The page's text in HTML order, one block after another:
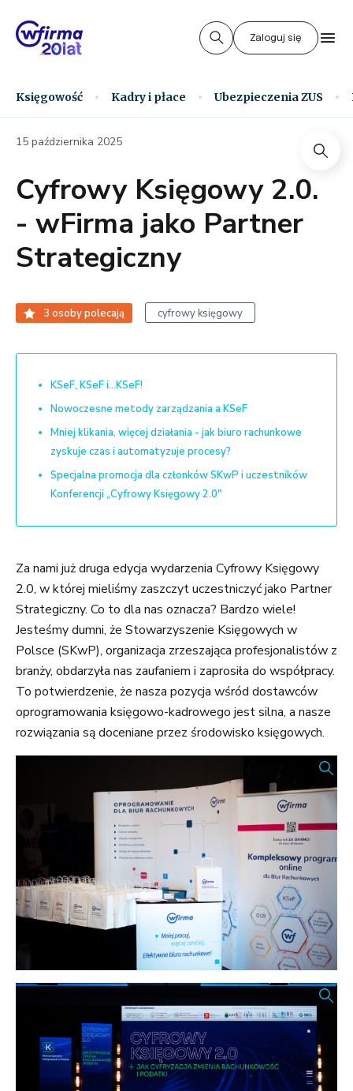
Zaloguj się
Księgowość Kadry i płace Ubezpieczenia ZUS
15 października 2025
Cyfrowy Księgowy 2.0.
- wFirma jako Partner
Strategiczny
3 osoby polecają cyfrowy księgowy
KSeF, KSeF i…KSeF!
Nowoczesne metody zarządzania a KSeF
Mniej klikania, więcej działania - jak biuro rachunkowe
zyskuje czas i automatyzuje procesy?
Specjalna promocja dla członków SKwP i uczestników
Konferencji „Cyfrowy Księgowy 2.0"
Za nami już druga edycja wydarzenia Cyfrowy Księgowy
2.0, w której mieliśmy zaszczyt uczestniczyć jako Partner
Strategiczny. Co to dla nas oznacza? Bardzo wiele!
Jesteśmy dumni, że Stowarzyszenie Księgowych w
Polsce (SKwP), organizacja zrzeszająca profesjonalistów z
branży, obdarzyła nas zaufaniem i zaprosiła do współpracy.
To potwierdzenie, że nasza pozycja wśród dostawców
oprogramowania księgowo-kadrowego jest silna, a nasze
rozwiązania są doceniane przez środowisko księgowych.